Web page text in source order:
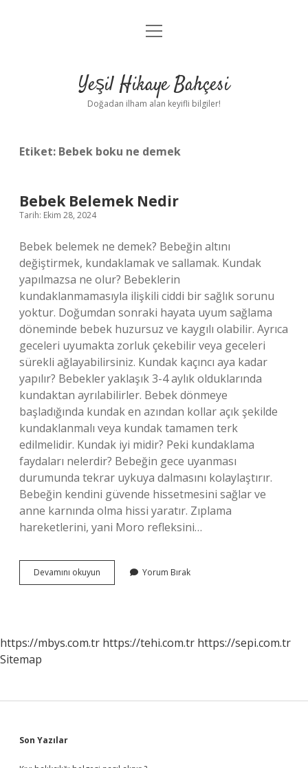
Anasayfa
Yasal Uyarı
menüyü
Yeşil Hikaye Bahçesi
Doğadan ilham alan keyifli bilgiler!
Etiket: Bebek boku ne demek
Bebek Belemek Nedir
Tarih: Ekim 28, 2024
Bebek belemek ne demek? Bebeğin altını
değiştirmek, kundaklamak ve sallamak. Kundak
yapılmazsa ne olur? Bebeklerin
kundaklanmamasıyla ilişkili ciddi bir sağlık sorunu
yoktur. Doğumdan sonraki hayata uyum sağlama
döneminde bebek huzursuz ve kaygılı olabilir. Ayrıca
geceleri uyumakta zorluk çekebilir veya geceleri
sürekli ağlayabilirsiniz. Kundak kaçıncı aya kadar
yapılır? Bebekler yaklaşık 3-4 aylık olduklarında
kundaktan ayrılabilirler. Bebek dönmeye
başladığında kundak en azından kollar açık şekilde
kundaklanmalı veya kundak tamamen terk
edilmelidir. Kundak iyi midir? Peki kundaklama
faydaları nelerdir? Bebeğin gece uyanması
durumunda tekrar uykuya dalmasını kolaylaştırır.
Bebeğin kendini güvende hissetmesini sağlar ve
anne karnında olma hissi yaratır. Zıplama
hareketlerini, yani Moro refleksini…
Devamını okuyun
Belemek
Yorum Bırak
https://mbys.com.tr https://tehi.com.tr https://sepi.com.tr
Sitemap
Sidebar
Son Yazılar